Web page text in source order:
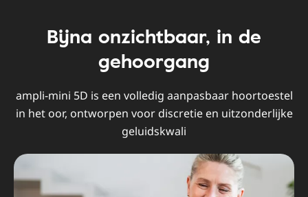
Bijna onzichtbaar, in de
gehoorgang
ampli-mini 5D is een volledig aanpasbaar hoortoestel
in het oor, ontworpen voor discretie en uitzonderlijke
geluidskwali